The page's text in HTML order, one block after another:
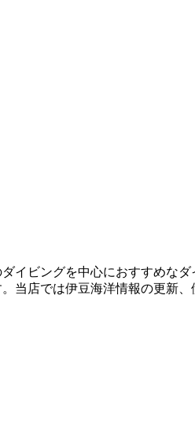
イビングを中心におすすめな
当店では伊豆海洋情報の更新